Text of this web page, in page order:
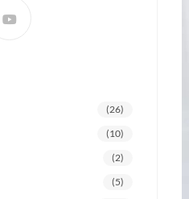
(26)
(10)
(2)
(5)